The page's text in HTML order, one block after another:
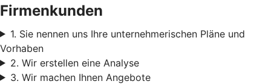
Firmenkunden
1. Sie nennen uns Ihre unternehmerischen Pläne und
Vorhaben
2. Wir erstellen eine Analyse
3. Wir machen Ihnen Angebote